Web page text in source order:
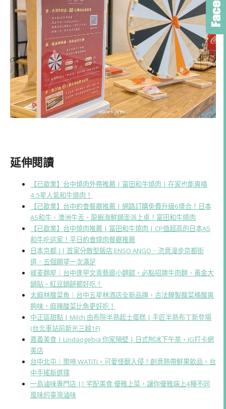
延伸閱讀
【已歇業】台中燒肉外帶推薦 | 富田和牛燒肉 | 在家也能爽嗑
4.5星人氣和牛燒肉！
【已歇業】台中約會餐廳推薦 | 網路訂購免費升級6盛合！日本
A5和牛、澳洲牛舌、龍蝦海鮮鍋澎派上桌！富田和牛燒肉
【已歇業】台中燒肉推薦 | 富田和牛燒肉 | CP值超高的日本A5
和牛吃這家！平日約會燒肉餐廳推薦
日本京都 || 首家分散型飯店 ENSO ANGO．恣意漫步京都街
道．五個願望一次滿足
嵄麦麵屋｜台中逢甲文青藝廊小麵館，必點招牌牛肉麵、黃金大
鍋貼、紅豆鍋餅都好吃！
太麻林酸菜魚｜台中五星林酒店全新品牌，古法醃製酸菜桶酸爽
夠味，麻辣酸菜比魚更好吃！
中正區甜點 | Milch 由布院半熟起士蛋糕 | 手匠半熟布丁新登場
(台北車站前新光三越1F)
嘉義美食 | Lindaogebia 你家隔壁 | 日式刨冰下午茶・IG打卡網
美店
台中北屯｜樂啼 WATiTi・可愛怪獸入侵！創意熱帶鮮果飲品，台
中手搖新選擇
一島滷味專門店 || 宅配美食 優雅上菜，讓你優雅端上4種不同
風味的臺灣滷味